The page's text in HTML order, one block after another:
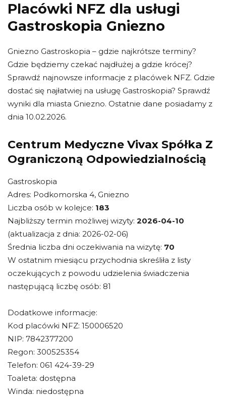
Placówki NFZ dla usługi
Gastroskopia Gniezno
Gniezno Gastroskopia – gdzie najkrótsze terminy?
Gdzie będziemy czekać najdłużej a gdzie krócej?
Sprawdź najnowsze informacje z placówek NFZ. Gdzie
dostać się najłatwiej na usługę Gastroskopia? Sprawdź
wyniki dla miasta Gniezno. Ostatnie dane posiadamy z
dnia 10.02.2026.
Centrum Medyczne Vivax Spółka Z
Ograniczoną Odpowiedzialnością
Gastroskopia
Adres: Podkomorska 4, Gniezno
Liczba osób w kolejce: 183
Najbliższy termin możliwej wizyty: 2026-04-10
(aktualizacja z dnia: 2026-02-06)
Średnia liczba dni oczekiwania na wizytę: 70
W ostatnim miesiącu przychodnia skreśliła z listy
oczekujących z powodu udzielenia świadczenia
następującą liczbę osób: 81
Dodatkowe informacje:
Kod placówki NFZ: 150006520
NIP: 7842377200
Regon: 300525354
Telefon: 061 424-39-29
Toaleta: dostępna
Winda: niedostępna